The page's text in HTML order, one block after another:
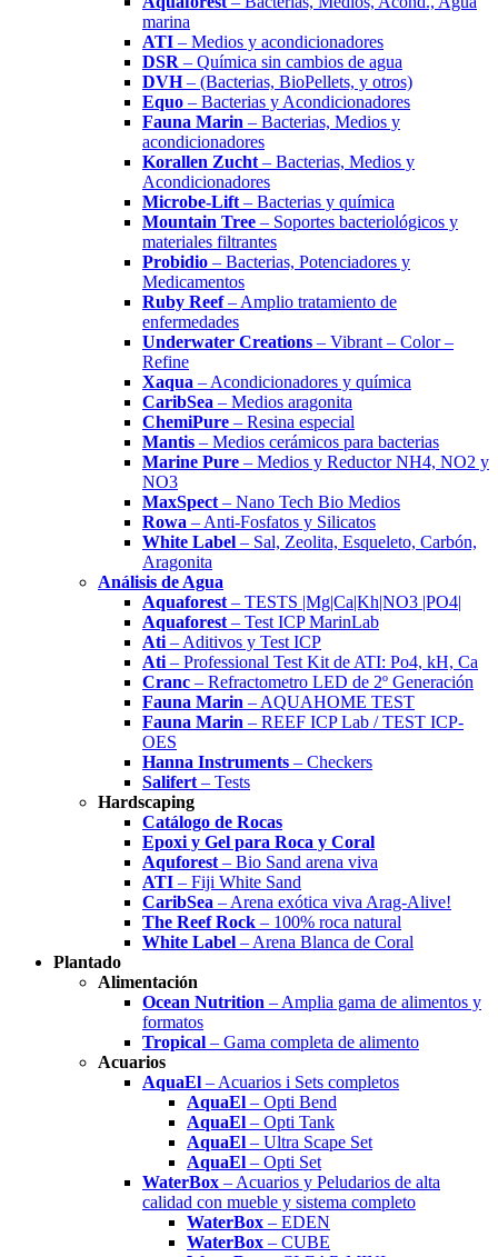
marina
ATI – Medios y acondicionadores
DSR – Química sin cambios de agua
DVH– (Bacterias, BioPellets, y otros)
Equo – Bacterias y Acondicionadores
Fauna Marin – Bacterias, Medios y
acondicionadores
Korallen Zucht – Bacterias, Medios y
Acondicionadores
Microbe-Lift – Bacterias y química
Mountain Tree – Soportes bacteriológicos y
materiales filtrantes
Probidio – Bacterias, Potenciadores y
Medicamentos
Ruby Reef– Amplio tratamiento de
enfermedades
Underwater Creations – Vibrant – Color –
Refine
Xaqua – Acondicionadores y química
CaribSea – Medios aragonita
ChemiPure – Resina especial
Mantis – Medios cerámicos para bacterias
Marine Pure – Medios y Reductor NH4, NO2 y
NO3
MaxSpect – Nano Tech Bio Medios
Rowa – Anti-Fosfatos y Silicatos
White Label – Sal, Zeolita, Esqueleto, Carbón,
Aragonita
Análisis de Agua
Aquaforest – TESTS |Mg|Ca|Kh|NO3 |PO4|
Aquaforest – Test ICP MarinLab
Ati – Aditivos y Test ICP
Ati – Professional Test Kit de ATI: Po4, kH, Ca
Cranc – Refractometro LED de 2º Generación
Fauna Marin – AQUAHOME TEST
Fauna Marin – REEF ICP Lab / TEST ICP-
OES
Hanna Instruments – Checkers
Salifert – Tests
Hardscaping
Catálogo de Rocas
Epoxi y Gel para Roca y Coral
Aquforest – Bio Sand arena viva
ATI – Fiji White Sand
CaribSea – Arena exótica viva Arag-Alive!
The Reef Rock – 100% roca natural
White Label – Arena Blanca de Coral
Plantado
Alimentación
Ocean Nutrition – Amplia gama de alimentos y
formatos
Tropical – Gama completa de alimento
Acuarios
AquaEl – Acuarios i Sets completos
AquaEl – Opti Bend
AquaEl – Opti Tank
AquaEl – Ultra Scape Set
AquaEl – Opti Set
WaterBox – Acuarios y Peludarios de alta
calidad con mueble y sistema completo
WaterBox – EDEN
WaterBox – CUBE